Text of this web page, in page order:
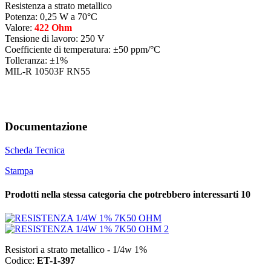
Resistenza a strato metallico
Potenza: 0,25 W a 70°C
Valore: 422 Ohm
Tensione di lavoro: 250 V
Coefficiente di temperatura: ±50 ppm/°C
Tolleranza: ±1%
MIL-R 10503F RN55
Documentazione
Scheda Tecnica
Stampa
Prodotti nella stessa categoria che potrebbero interessarti 10
Resistori a strato metallico - 1/4w 1%
Codice: ET-1-397